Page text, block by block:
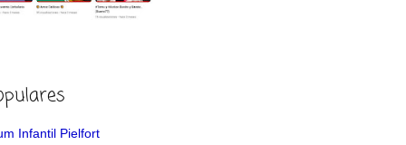
Infantil Pielfort